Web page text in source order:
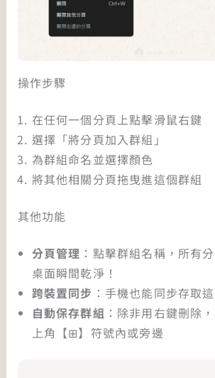
操作步驟
在任何一個分頁上點擊滑鼠右鍵
選擇「將分頁加入群組」
為群組命名並選擇顏色
將其他相關分頁拖曳進這個群組
其他功能
分頁管理 ：點擊群組名稱，所有
桌面瞬間乾淨！
跨裝置同步 ：手機也能同步存取
自動保存群組 ：除非用右鍵刪除
上角【⊞】符號內或旁邊